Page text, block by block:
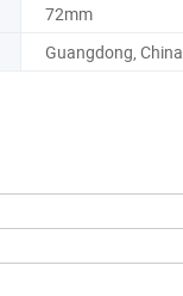
72mm
Guangdong, China